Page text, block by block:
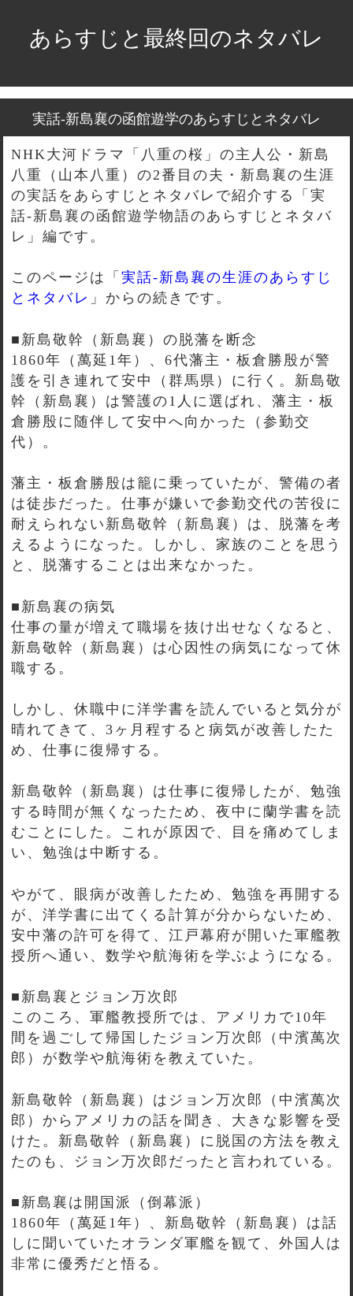
あらすじと最終回のネタバレ
実話-新島襄の函館遊学のあらすじとネタバレ
NHK大河ドラマ「八重の桜」の主人公・新島
八重（山本八重）の2番目の夫・新島襄の生涯
の実話をあらすじとネタバレで紹介する「実
話-新島襄の函館遊学物語のあらすじとネタバ
レ」編です。
このページは「 実話-新島襄の生涯のあらすじ
とネタバレ 」からの続きです。
■新島敬幹（新島襄）の脱藩を断念
1860年（萬延1年）、6代藩主・板倉勝殷が警
護を引き連れて安中（群馬県）に行く。新島敬
幹（新島襄）は警護の1人に選ばれ、藩主・板
倉勝殷に随伴して安中へ向かった（参勤交
代）。
藩主・板倉勝殷は籠に乗っていたが、警備の者
は徒歩だった。仕事が嫌いで参勤交代の苦役に
耐えられない新島敬幹（新島襄）は、脱藩を考
えるようになった。しかし、家族のことを思う
と、脱藩することは出来なかった。
■新島襄の病気
仕事の量が増えて職場を抜け出せなくなると、
新島敬幹（新島襄）は心因性の病気になって休
職する。
しかし、休職中に洋学書を読んでいると気分が
晴れてきて、3ヶ月程すると病気が改善したた
め、仕事に復帰する。
新島敬幹（新島襄）は仕事に復帰したが、勉強
する時間が無くなったため、夜中に蘭学書を読
むことにした。これが原因で、目を痛めてしま
い、勉強は中断する。
やがて、眼病が改善したため、勉強を再開する
が、洋学書に出てくる計算が分からないため、
安中藩の許可を得て、江戸幕府が開いた軍艦教
授所へ通い、数学や航海術を学ぶようになる。
■新島襄とジョン万次郎
このころ、軍艦教授所では、アメリカで10年
間を過ごして帰国したジョン万次郎（中濱萬次
郎）が数学や航海術を教えていた。
新島敬幹（新島襄）はジョン万次郎（中濱萬次
郎）からアメリカの話を聞き、大きな影響を受
けた。新島敬幹（新島襄）に脱国の方法を教え
たのも、ジョン万次郎だったと言われている。
■新島襄は開国派（倒幕派）
1860年（萬延1年）、新島敬幹（新島襄）は話
しに聞いていたオランダ軍艦を観て、外国人は
非常に優秀だと悟る。